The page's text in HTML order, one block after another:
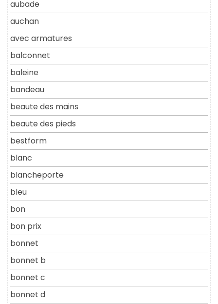
aubade
auchan
avec armatures
balconnet
baleine
bandeau
beaute des mains
beaute des pieds
bestform
blanc
blancheporte
bleu
bon
bon prix
bonnet
bonnet b
bonnet c
bonnet d